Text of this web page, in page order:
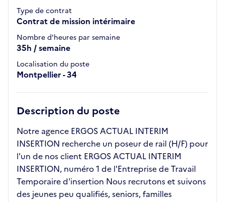
Type de contrat
Contrat de mission intérimaire
Nombre d'heures par semaine
35h / semaine
Localisation du poste
Montpellier - 34
Description du poste
Notre agence ERGOS ACTUAL INTERIM
INSERTION recherche un poseur de rail (H/F) pour
l'un de nos client ERGOS ACTUAL INTERIM
INSERTION, numéro 1 de l'Entreprise de Travail
Temporaire d'insertion Nous recrutons et suivons
des jeunes peu qualifiés, seniors, familles